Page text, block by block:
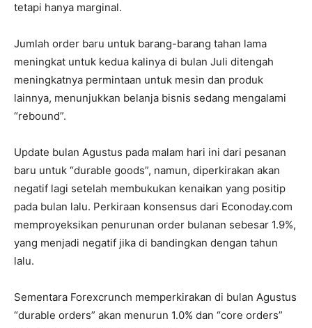
tetapi hanya marginal.
Jumlah order baru untuk barang-barang tahan lama
meningkat untuk kedua kalinya di bulan Juli ditengah
meningkatnya permintaan untuk mesin dan produk
lainnya, menunjukkan belanja bisnis sedang mengalami
“rebound”.
Update bulan Agustus pada malam hari ini dari pesanan
baru untuk “durable goods”, namun, diperkirakan akan
negatif lagi setelah membukukan kenaikan yang positip
pada bulan lalu. Perkiraan konsensus dari Econoday.com
memproyeksikan penurunan order bulanan sebesar 1.9%,
yang menjadi negatif jika di bandingkan dengan tahun
lalu.
Sementara Forexcrunch memperkirakan di bulan Agustus
“durable orders” akan menurun 1.0% dan “core orders”